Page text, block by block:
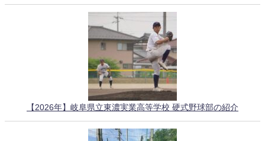
【2026年】岐阜県立東濃実業高等学校 硬式野球部の紹介